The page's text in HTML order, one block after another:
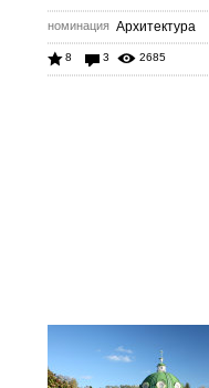
номинация Архитектура
8 3 2685